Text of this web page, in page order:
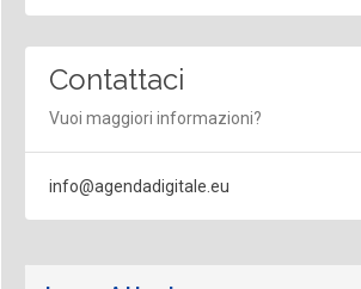
Contattaci
Vuoi maggiori informazioni?
info@agendadigitale.eu